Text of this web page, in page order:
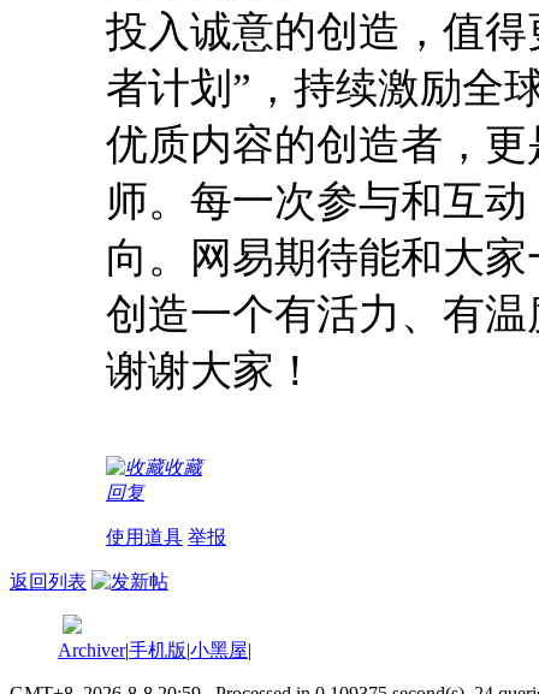
投入诚意的创造，值
者计划”，持续激励全
优质内容的创造者，
师。每一次参与和互
向。网易期待能和大
创造一个有活力、有
谢谢大家！
收藏
回复
使用道具 举报
返回列表
Archiver|手机版|小黑屋|